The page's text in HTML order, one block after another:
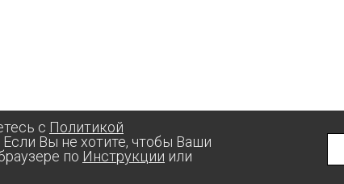
с Политикой
Вы не хотите, чтобы Ваши
по Инструкции или